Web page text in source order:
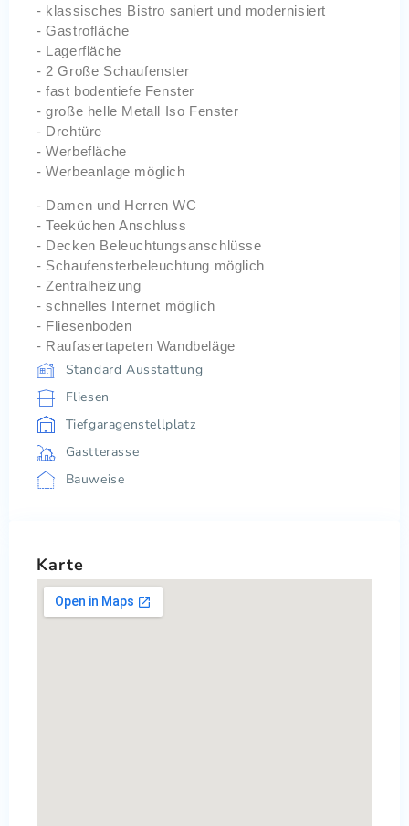
- klassisches Bistro saniert und modernisiert
- Gastrofläche
- Lagerfläche
- 2 Große Schaufenster
- fast bodentiefe Fenster
- große helle Metall Iso Fenster
- Drehtüre
- Werbefläche
- Werbeanlage möglich
- Damen und Herren WC
- Teeküchen Anschluss
- Decken Beleuchtungsanschlüsse
- Schaufensterbeleuchtung möglich
- Zentralheizung
- schnelles Internet möglich
- Fliesenboden
- Raufasertapeten Wandbeläge
Standard Ausstattung
Fliesen
Tiefgaragenstellplatz
Gastterasse
Bauweise
Karte